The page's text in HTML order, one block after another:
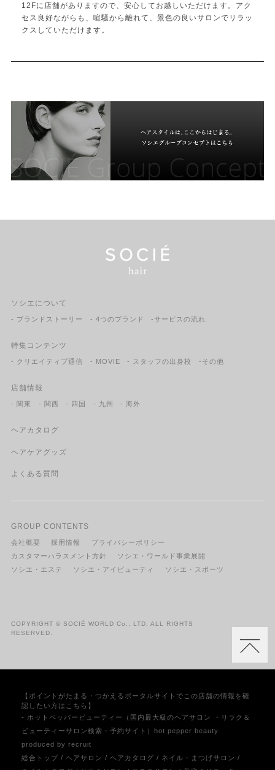
12Fに店舗がありますので、安心してお越しいただけます。アク
セス良好ながらも、喧騒から離れて、景色の良いサロンでリラッ
クスしていただけます。
ソシエについて
- ブランドストーリー - 4つのブランド -サービスの流れ
特集コンテンツ
- クリエイティブ通信 - MOVIE - スタッフの出身校 -その他
店舗情報
- 関東 - 関西 - 四国 - 九州 - 海外
ヘアカタログ
ヘアケアグッズ
よくある質問
GROUP CONTENTS
会社概要 採用情報
プライバシーポリシー
カスタマーハラスメント方針
ソシエ・ワールド事業展開
ソシエ・エステ
ソシエ・アイビューティ ソシエ・スポーツ
COPYRIGHT © SOCIÉ WORLD Co., LTD. ALL RIGHTS
RESERVED.
【ポイントがたまる・つかえるポータルサイトでこの店舗の情報を確
認したい方はこちら】
- ホットペッパービューティー（国内最大級のヘアサロン ・リラク＆
ビューティーサロン検索・予約サイト）hot pepper beauty
produced by recruit
総合トップ / ヘアサロン / ヘアカタログ / ネイル・まつげサロン /